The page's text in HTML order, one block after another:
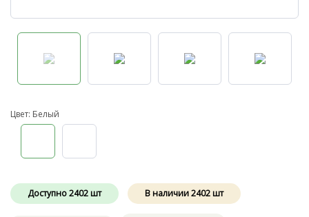
Цвет: Белый
Доступно2402 шт В наличии2402шт